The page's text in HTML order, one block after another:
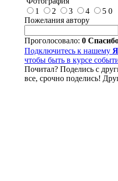
1
2 3 4 5 0
Пожелания автору
Проголосовало: 0
Подключитесь к нашему
чтобы быть в курсе
Почитал? Поделись с
все, срочно поделись!